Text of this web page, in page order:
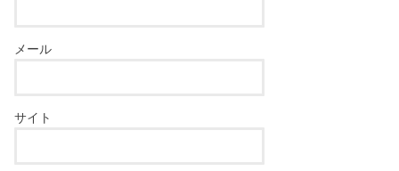
メール
サイト